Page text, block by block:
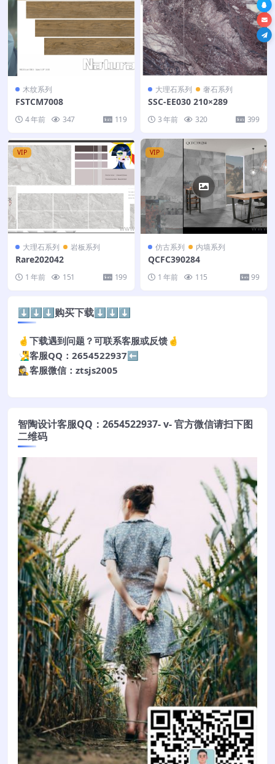
木纹系列
FSTCM7008
4 年前 347 119
大理石系列 奢石系列
SSC-EE030 210×289
3 年前 320 399
VIP
大理石系列 岩板系列
Rare202042
1 年前 151 199
VIP
仿古系列 内墙系列
QCFC390284
1 年前 115 99
⬇️⬇️⬇️购买下载⬇️⬇️⬇️
🤞下载遇到问题？可联系客服或反馈🤞
🧏‍♂️客服QQ：2654522937⬅️
🕵️‍♀️客服微信：ztsjs2005
智陶设计客服QQ：2654522937- v- 官方微信请扫下图
二维码